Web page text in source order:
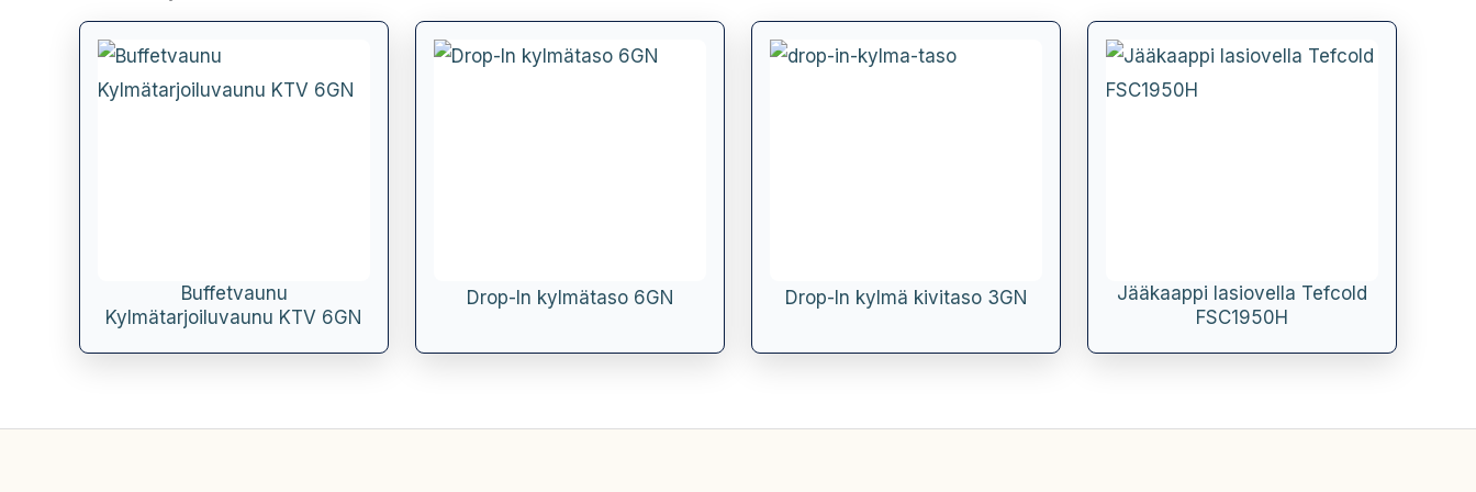
Buffetvaunu
Kylmätarjoiluvaunu KTV 6GN
Drop-In kylmätaso 6GN Drop-In kylmä kivitaso 3GN
Jääkaappi lasiovella Tefcold
FSC1950H